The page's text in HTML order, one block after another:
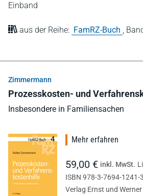
Einband
aus der Reihe: FamRZ-Buch ,
Zimmermann
Prozesskosten- und
Insbesondere in Familiensachen
Mehr erfahren
59,00 € inkl. MwSt.
ISBN 978-3-7694-1241-3
Verlag Ernst und